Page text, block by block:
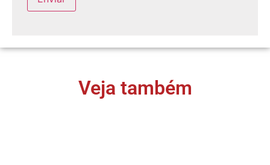
Veja também